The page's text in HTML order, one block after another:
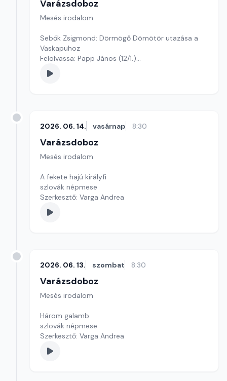
Varázsdoboz
Mesés irodalom
Sebők Zsigmond: Dörmögő Dömötör utazása a
Vaskapuhoz
Felolvassa: Papp János (12/1.)
Szerkesztő: Varga Andrea
2026. 06. 14. vasárnap 8:30
Varázsdoboz
Mesés irodalom
A fekete hajú királyfi
szlovák népmese
Szerkesztő: Varga Andrea
2026. 06. 13. szombat 8:30
Varázsdoboz
Mesés irodalom
Három galamb
szlovák népmese
Szerkesztő: Varga Andrea